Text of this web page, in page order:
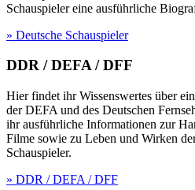
Schauspieler eine ausführliche
» Deutsche Schauspieler
DDR / DEFA / DFF
Hier findet ihr Wissenswertes über
der DEFA und des Deutschen
ihr ausführliche Informationen zur
Filme sowie zu Leben und Wirken
Schauspieler.
» DDR / DEFA / DFF